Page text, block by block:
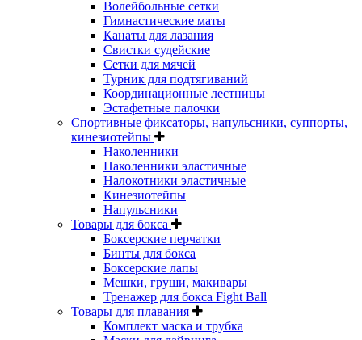
Волейбольные сетки
Гимнастические маты
Канаты для лазания
Свистки судейские
Сетки для мячей
Турник для подтягиваний
Координационные лестницы
Эстафетные палочки
Спортивные фиксаторы, напульсники, суппорты,
кинезиотейпы
Наколенники
Наколенники эластичные
Налокотники эластичные
Кинезиотейпы
Напульсники
Товары для бокса
Боксерские перчатки
Бинты для бокса
Боксерские лапы
Мешки, груши, макивары
Тренажер для бокса Fight Ball
Товары для плавания
Комплект маска и трубка